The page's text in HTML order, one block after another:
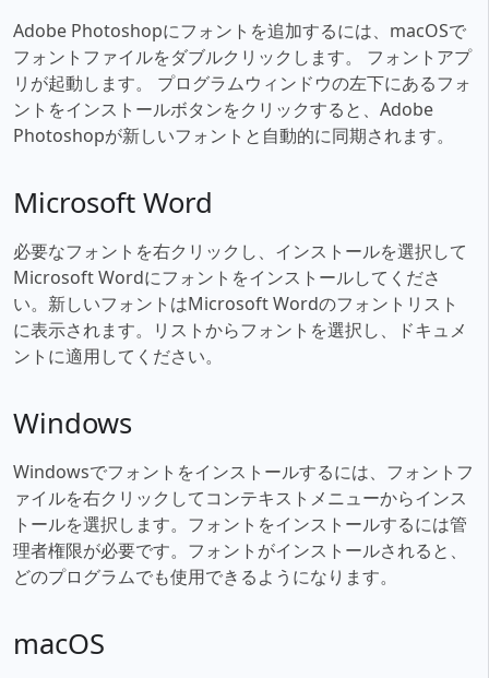
Adobe Photoshopにフォントを追加するには、macOSで
フォントファイルをダブルクリックします。 フォントアプ
リが起動します。 プログラムウィンドウの左下にあるフォ
ントをインストールボタンをクリックすると、Adobe
Photoshopが新しいフォントと自動的に同期されます。
Microsoft Word
必要なフォントを右クリックし、インストールを選択して
Microsoft Wordにフォントをインストールしてくださ
い。新しいフォントはMicrosoft Wordのフォントリスト
に表示されます。リストからフォントを選択し、ドキュメ
ントに適用してください。
Windows
Windowsでフォントをインストールするには、フォントフ
ァイルを右クリックしてコンテキストメニューからインス
トールを選択します。フォントをインストールするには管
理者権限が必要です。フォントがインストールされると、
どのプログラムでも使用できるようになります。
macOS